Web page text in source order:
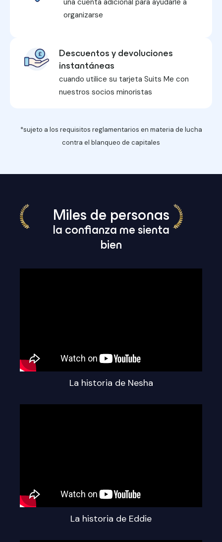
una cuenta adicional para ayudarle a
organizarse
Descuentos y devoluciones
instantáneas
cuando utilice su tarjeta Suits Me con
nuestros socios minoristas
*sujeto a los requisitos reglamentarios en materia de lucha
contra el blanqueo de capitales
Miles de personas
la confianza me sienta
bien
La historia de Nesha
La historia de Eddie